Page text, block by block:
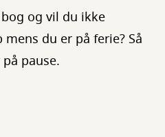
og vil du ikke
du er på ferie? Så
pause.